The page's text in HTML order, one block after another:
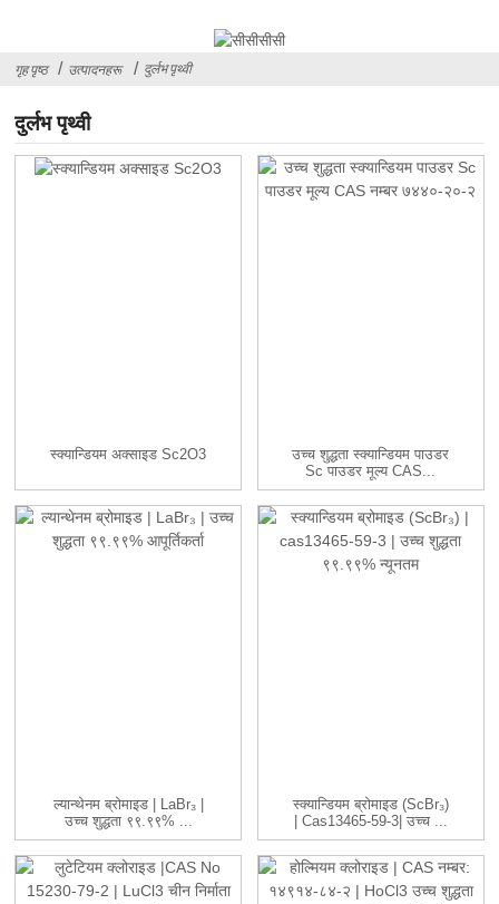
गृह पृष्ठ उत्पादनहरू दुर्लभ पृथ्वी
दुर्लभ पृथ्वी
स्क्यान्डियम अक्साइड Sc2O3
उच्च शुद्धता स्क्यान्डियम पाउडर
Sc पाउडर मूल्य CAS...
ल्यान्थेनम ब्रोमाइड | LaBr₃ |
उच्च शुद्धता ९९.९९% ...
स्क्यान्डियम ब्रोमाइड (ScBr₃)
| Cas13465-59-3| उच्च ...